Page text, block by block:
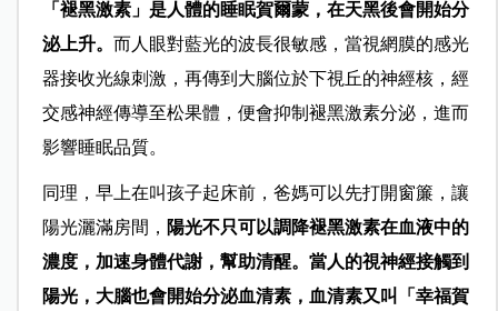
「褪黑激素」是人體的睡眠賀爾蒙，在天黑後會開始分
泌上升。 而人眼對藍光的波長很敏感，當視網膜的感光
器接收光線刺激，再傳到大腦位於下視丘的神經核，經
交感神經傳導至松果體，便會抑制褪黑激素分泌，進而
影響睡眠品質。
同理，早上在叫孩子起床前，爸媽可以先打開窗簾，讓
陽光灑滿房間， 陽光不只可以調降褪黑激素在血液中的
濃度，加速身體代謝，幫助清醒。當人的視神經接觸到
陽光，大腦也會開始分泌血清素，血清素又叫「幸福賀